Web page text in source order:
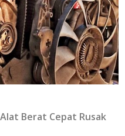
Berat Cepat Rusak